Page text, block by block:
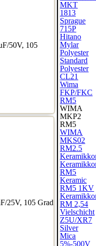
50V, 105
25V, 105 Grad
MKT
1813
Sprague
715P
Hitano
Mylar
Polyester
Standard
Polyester
CL21
Wima
FKP/FKC
RM5
WIMA
MKP2
RM5
WIMA
MKS02
RM2.5
RM5
Keramic
RM5 1KV
RM 2,54
Vielschicht
Z5U/XR7
Silver
Mica
5%-500V